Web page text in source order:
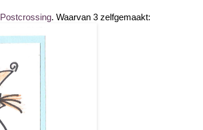
Postcrossing. Waarvan 3 zelfgemaakt: